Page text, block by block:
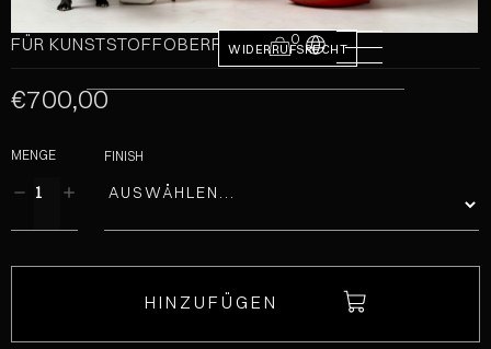
0
WIDERRUFSRECHT
FÜR KUNSTSTOFFOBERFLÄCHEN
€700,00
MENGE FINISH
HINZUFÜGEN